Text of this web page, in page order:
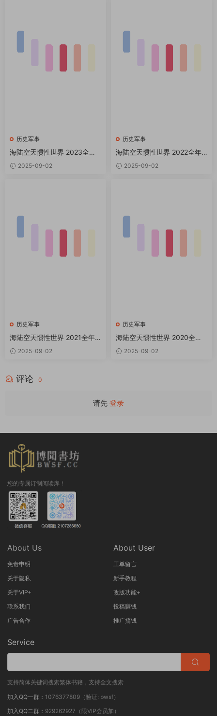
历史军事
海陆空天惯性世界 2023全年
共12本 PDF
2025-09-02
历史军事
海陆空天惯性世界 2022全年
共12本 PDF
2025-09-02
历史军事
海陆空天惯性世界 2021全年
共12本 PDF
2025-09-02
历史军事
海陆空天惯性世界 2020全年
共12本+2增刊 PDF
2025-09-02
评论 0
请先 登录
您的专属订制阅读库！
About Us
免责申明
关于隐私
关于VIP+
联系我们
广告合作
About User
工单留言
新手教程
改版功能+
投稿赚钱
推广搞钱
Service
支持简体关键词搜索繁体书籍，支持全文搜索
加入QQ一群： 1076377809（验证: bwsf）
加入QQ二群： 929262927（限VIP会员加）